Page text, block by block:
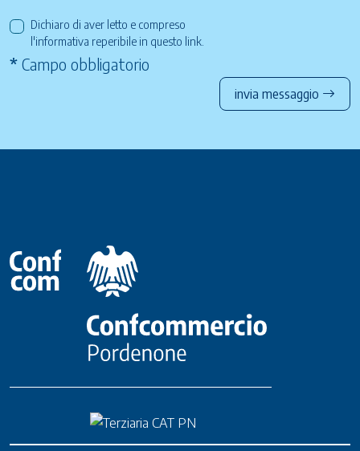
Dichiaro di aver letto e compreso
l'informativa reperibile in questo link
* Campo obbligatorio
invia messaggio